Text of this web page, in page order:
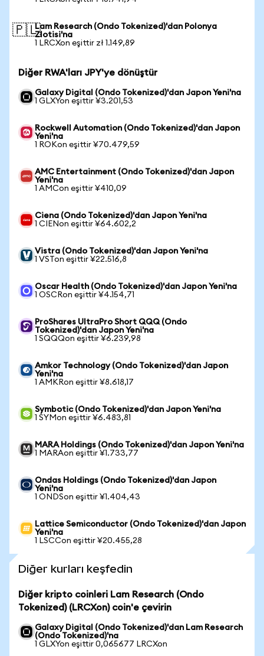
🇵🇱Lam Research (Ondo Tokenized)'dan Polonya
Zlotisi'na
1 LRCXon eşittir zł 1.149,89
Diğer RWA'ları JPY'ye dönüştür
Galaxy Digital (Ondo Tokenized)'dan Japon Yeni'na
1 GLXYon eşittir ¥3.201,53
Rockwell Automation (Ondo Tokenized)'dan Japon
Yeni'na
1 ROKon eşittir ¥70.479,59
AMC Entertainment (Ondo Tokenized)'dan Japon
Yeni'na
1 AMCon eşittir ¥410,09
Ciena (Ondo Tokenized)'dan Japon Yeni'na
1 CIENon eşittir ¥64.602,2
Vistra (Ondo Tokenized)'dan Japon Yeni'na
1 VSTon eşittir ¥22.516,8
Oscar Health (Ondo Tokenized)'dan Japon Yeni'na
1 OSCRon eşittir ¥4.154,71
ProShares UltraPro Short QQQ (Ondo
Tokenized)'dan Japon Yeni'na
1 SQQQon eşittir ¥6.239,98
Amkor Technology (Ondo Tokenized)'dan Japon
Yeni'na
1 AMKRon eşittir ¥8.618,17
Symbotic (Ondo Tokenized)'dan Japon Yeni'na
1 SYMon eşittir ¥6.483,81
MARA Holdings (Ondo Tokenized)'dan Japon Yeni'na
1 MARAon eşittir ¥1.733,77
Ondas Holdings (Ondo Tokenized)'dan Japon
Yeni'na
1 ONDSon eşittir ¥1.404,43
Lattice Semiconductor (Ondo Tokenized)'dan Japon
Yeni'na
1 LSCCon eşittir ¥20.455,28
Diğer kurları keşfedin
Diğer kripto coinleri Lam Research (Ondo
Tokenized) (LRCXon) coin'e çevirin
Galaxy Digital (Ondo Tokenized)'dan Lam Research
(Ondo Tokenized)'na
1 GLXYon eşittir 0,065677 LRCXon